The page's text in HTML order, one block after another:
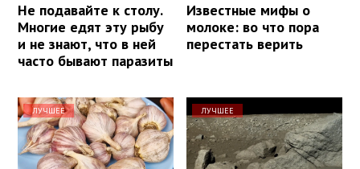
Не подавайте к столу.
Многие едят эту рыбу
и не знают, что в ней
часто бывают паразиты
Известные мифы о
молоке: во что пора
перестать верить
ЛУЧШЕЕ ЛУЧШЕЕ